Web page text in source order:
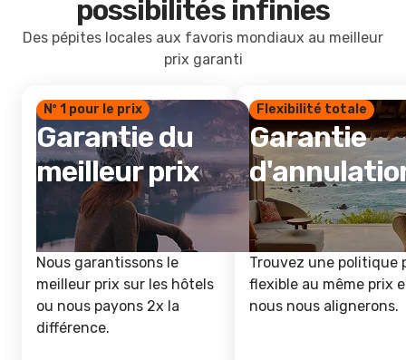
possibilités infinies
Des pépites locales aux favoris mondiaux au meilleur
prix garanti
Nº 1 pour le prix
Garantie du
meilleur prix
Nous garantissons le
meilleur prix sur les hôtels
ou nous payons 2x la
différence.
Flexibilité totale
Garantie
Trouvez une politique
flexible au même prix
nous nous alignerons.